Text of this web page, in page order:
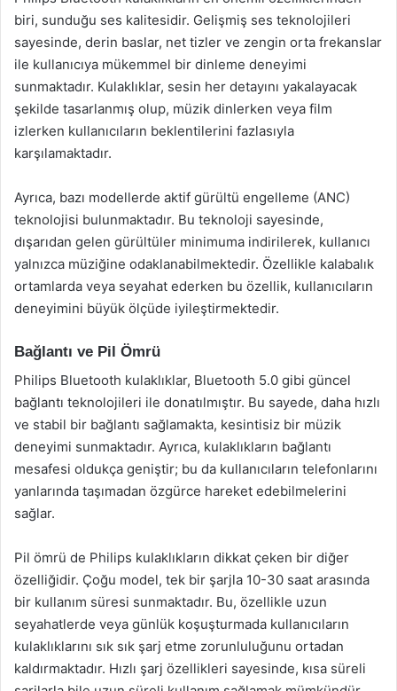
biri, sunduğu ses kalitesidir. Gelişmiş ses teknolojileri
sayesinde, derin baslar, net tizler ve zengin orta frekanslar
ile kullanıcıya mükemmel bir dinleme deneyimi
sunmaktadır. Kulaklıklar, sesin her detayını yakalayacak
şekilde tasarlanmış olup, müzik dinlerken veya film
izlerken kullanıcıların beklentilerini fazlasıyla
karşılamaktadır.
Ayrıca, bazı modellerde aktif gürültü engelleme (ANC)
teknolojisi bulunmaktadır. Bu teknoloji sayesinde,
dışarıdan gelen gürültüler minimuma indirilerek, kullanıcı
yalnızca müziğine odaklanabilmektedir. Özellikle kalabalık
ortamlarda veya seyahat ederken bu özellik, kullanıcıların
deneyimini büyük ölçüde iyileştirmektedir.
Bağlantı ve Pil Ömrü
Philips Bluetooth kulaklıklar, Bluetooth 5.0 gibi güncel
bağlantı teknolojileri ile donatılmıştır. Bu sayede, daha hızlı
ve stabil bir bağlantı sağlamakta, kesintisiz bir müzik
deneyimi sunmaktadır. Ayrıca, kulaklıkların bağlantı
mesafesi oldukça geniştir; bu da kullanıcıların telefonlarını
yanlarında taşımadan özgürce hareket edebilmelerini
sağlar.
Pil ömrü de Philips kulaklıkların dikkat çeken bir diğer
özelliğidir. Çoğu model, tek bir şarjla 10-30 saat arasında
bir kullanım süresi sunmaktadır. Bu, özellikle uzun
seyahatlerde veya günlük koşuşturmada kullanıcıların
kulaklıklarını sık sık şarj etme zorunluluğunu ortadan
kaldırmaktadır. Hızlı şarj özellikleri sayesinde, kısa süreli